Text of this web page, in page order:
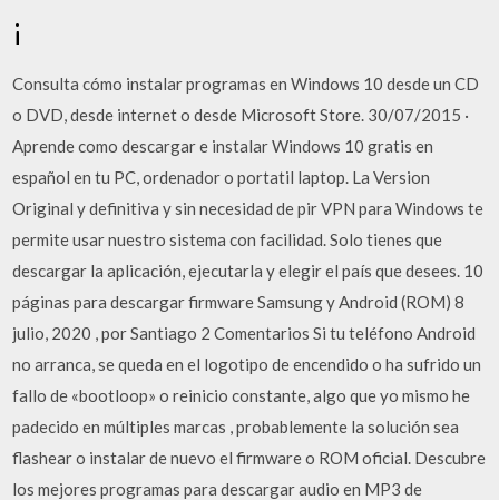
¡
Consulta cómo instalar programas en Windows 10 desde un CD
o DVD, desde internet o desde Microsoft Store. 30/07/2015 ·
Aprende como descargar e instalar Windows 10 gratis en
español en tu PC, ordenador o portatil laptop. La Version
Original y definitiva y sin necesidad de pir VPN para Windows te
permite usar nuestro sistema con facilidad. Solo tienes que
descargar la aplicación, ejecutarla y elegir el país que desees. 10
páginas para descargar firmware Samsung y Android (ROM) 8
julio, 2020 , por Santiago 2 Comentarios Si tu teléfono Android
no arranca, se queda en el logotipo de encendido o ha sufrido un
fallo de «bootloop» o reinicio constante, algo que yo mismo he
padecido en múltiples marcas , probablemente la solución sea
flashear o instalar de nuevo el firmware o ROM oficial. Descubre
los mejores programas para descargar audio en MP3 de